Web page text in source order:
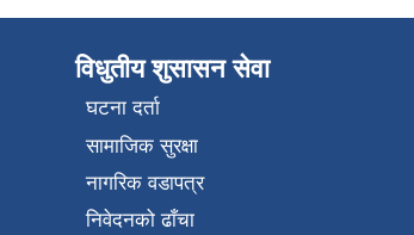
विधुतीय शुसासन सेवा
घटना दर्ता
सामाजिक सुरक्षा
नागरिक वडापत्र
निवेदनको ढाँचा